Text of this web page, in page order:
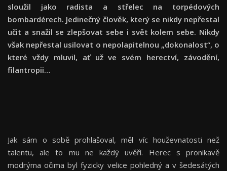
sloužil jako radista a střelec na torpédových
bombardérech. Jedinečný člověk, který se nikdy nepřestal
učit a snažil se zlepšovat sebe i svět kolem sebe. Nikdy
však nepřestal usilovat o nepolapitelnou „dokonalost“, o
které vždy mluvil, ať už ve svém herectví, závodění,
filantropii…
Jak sám o sobě prohlašoval, měl víc houževnatosti než
talentu, ale to mu ne každý uvěří. Herec s pronikavě
modrýma očima byl fyzicky velice pohledný a v šedesátých